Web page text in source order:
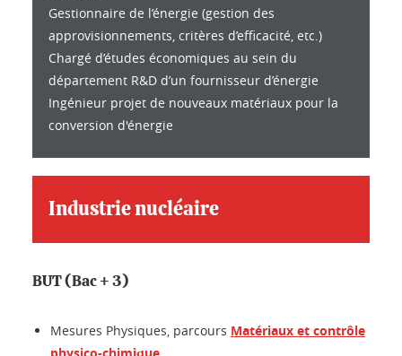
Gestionnaire de l’énergie (gestion des
approvisionnements, critères d’efficacité, etc.)
Chargé d’études économiques au sein du
département R&D d’un fournisseur d’énergie
Ingénieur projet de nouveaux matériaux pour la
conversion d'énergie
Industrie nucléaire
BUT (Bac + 3)
Mesures Physiques, parcours Matériaux et contrôle